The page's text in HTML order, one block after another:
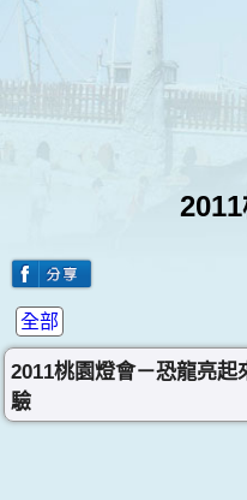
全部
2011桃園燈會－恐龍亮
驗